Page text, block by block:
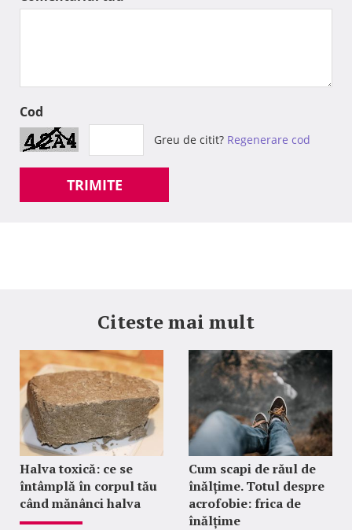
Cod
Greu de citit? Regenerare cod
TRIMITE
Citeste mai mult
Halva toxică: ce se
întâmplă în corpul tău
când mănânci halva
Cum scapi de răul de
înălțime. Totul despre
acrofobie: frica de
înălțime